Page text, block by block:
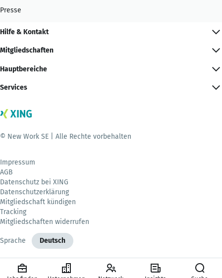
Presse
Hilfe & Kontakt
Mitgliedschaften
Hauptbereiche
Services
© New Work SE | Alle Rechte vorbehalten
Impressum
AGB
Datenschutz bei XING
Datenschutzerklärung
Mitgliedschaft kündigen
Tracking
Mitgliedschaften widerrufen
Sprache Deutsch